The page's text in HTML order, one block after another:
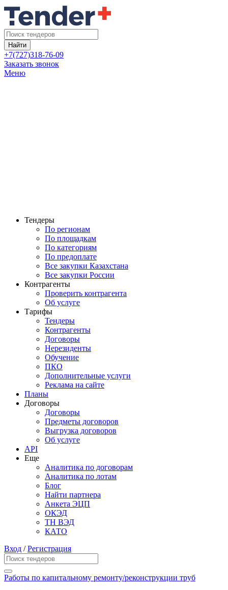
Найти
+7(727)318-76-09
Заказать звонок
Меню
Тендеры
По регионам
По площадкам
По категориям
По предоплате
Все закупки Казахстана
Все закупки России
Контрагенты
Проверить контрагента
Об услуге
Тарифы
Тендеры
Контрагенты
Договоры
Нерезиденты
Обучение
ПКО
Дополнительные услуги
Реклама на сайте
Планы
Договоры
Договоры
Предметы договоров
Выгрузка договоров
Об услуге
API
Еще
Аналитика по договорам
Аналитика по лотам
Блог
Найти партнера
Анкета ЭЦП
ОКЭД
ТН ВЭД
КАТО
Вход /Регистрация
Работы по капитальному ремонту/реконструкции труб